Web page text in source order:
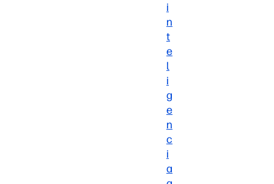
i
n
t
e
l
i
g
e
n
c
i
a